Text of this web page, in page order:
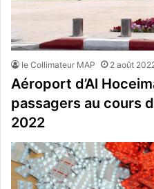
le Collimateur MAP 2 août
Aéroport d’Al
passagers au cours
2022